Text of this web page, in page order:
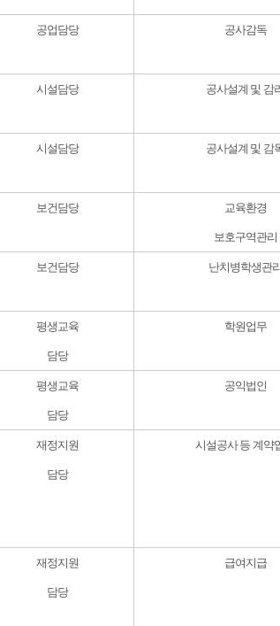
공업담당 공사감독
시설담당 공사설계 및 감
시설담당 공사설계 및 감
보건담당 교육환경
보호구역관리
보건담당 난치병학생관
평생교육
담당
학원업무
평생교육
담당
공익법인
재정지원
담당
시설공사 등 계약
재정지원
담당
급여지급